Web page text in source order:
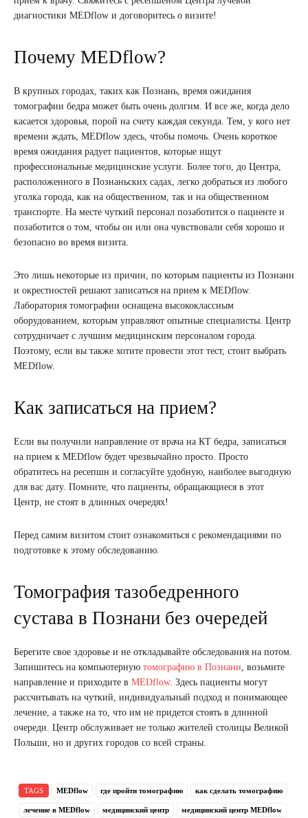
диагностики MEDflow и договоритесь о визите!
Почему MEDflow?
В крупных городах, таких как Познань, время ожидания
томографии бедра может быть очень долгим. И все же, когда дело
касается здоровья, порой на счету каждая секунда. Тем, у кого нет
времени ждать, MEDflow здесь, чтобы помочь. Очень короткое
время ожидания радует пациентов, которые ищут
профессиональные медицинские услуги. Более того, до Центра,
расположенного в Познаньских садах, легко добраться из любого
уголка города, как на общественном, так и на общественном
транспорте. На месте чуткий персонал позаботится о пациенте и
позаботится о том, чтобы он или она чувствовали себя хорошо и
безопасно во время визита.
Это лишь некоторые из причин, по которым пациенты из Познани
и окрестностей решают записаться на прием к MEDflow.
Лаборатория томографии оснащена высококлассным
оборудованием, которым управляют опытные специалисты. Центр
сотрудничает с лучшим медицинским персоналом города.
Поэтому, если вы также хотите провести этот тест, стоит выбрать
MEDflow.
Как записаться на прием?
Если вы получили направление от врача на КТ бедра, записаться
на прием к MEDflow будет чрезвычайно просто. Просто
обратитесь на ресепшн и согласуйте удобную, наиболее выгодную
для вас дату. Помните, что пациенты, обращающиеся в этот
Центр, не стоят в длинных очередях!
Перед самим визитом стоит ознакомиться с рекомендациями по
подготовке к этому обследованию.
Томография тазобедренного
сустава в Познани без очередей
Берегите свое здоровье и не откладывайте обследования на потом.
Запишитесь на компьютерную томографию в Познани, возьмите
направление и приходите в MEDflow. Здесь пациенты могут
рассчитывать на чуткий, индивидуальный подход и понимающее
лечение, а также на то, что им не придется стоять в длинной
очереди. Центр обслуживает не только жителей столицы Великой
Польши, но и других городов со всей страны.
TAGS MEDflow где пройти томографию как сделать томографию
лечение в MEDflow медицинский центр медицинский центр MEDflow